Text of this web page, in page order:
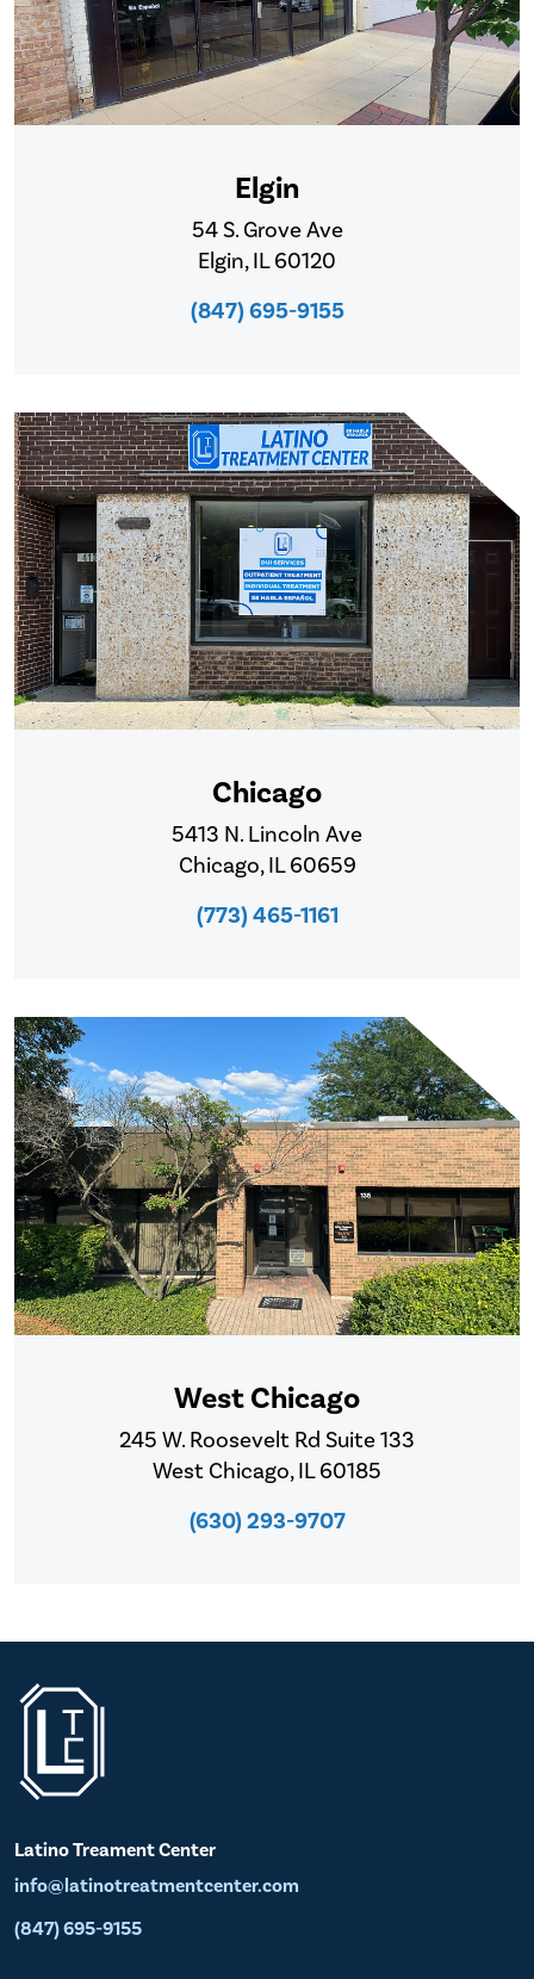
Elgin
54 S. Grove Ave
Elgin, IL 60120
(847) 695-9155
Chicago
5413 N. Lincoln Ave
Chicago, IL 60659
(773) 465-1161
West Chicago
245 W. Roosevelt Rd Suite 133
West Chicago, IL 60185
(630) 293-9707
Latino Treament Center
info@latinotreatmentcenter.com
(847) 695-9155